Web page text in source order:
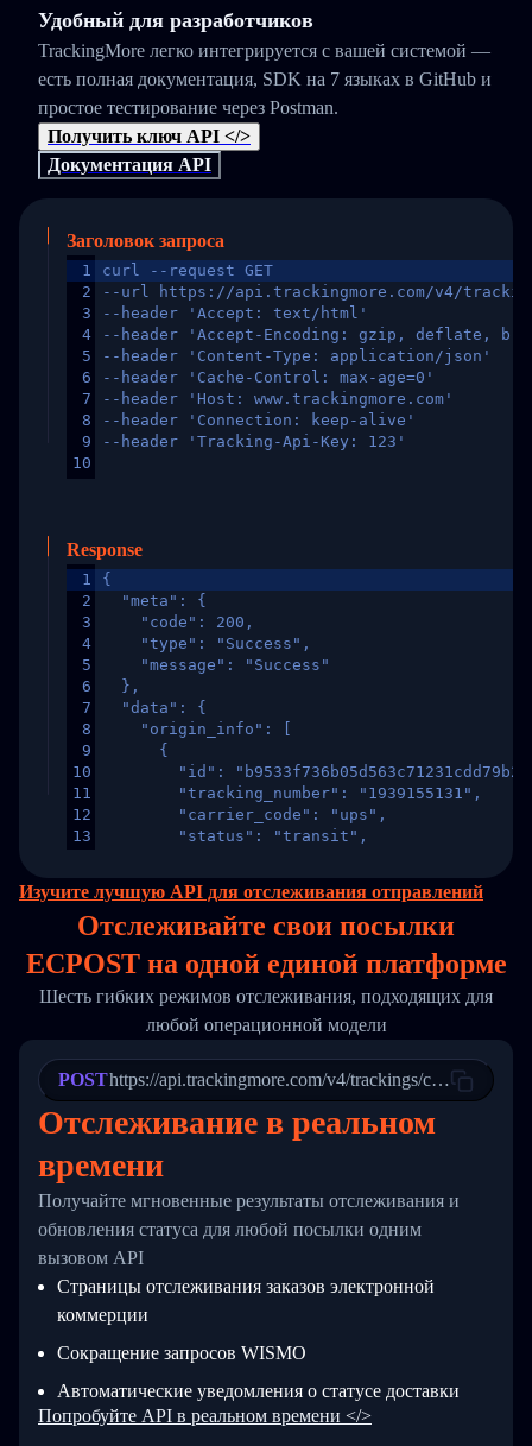
Удобный для разработчиков
TrackingMore легко интегрируется с вашей системой —
есть полная документация, SDK на 7 языках в GitHub и
простое тестирование через Postman.
Получить ключ API </>
Документация API
Заголовок запроса
1
2
3
4
5
6
7
8
9
10
curl --request GET
--url https://api.trackingmore.com/v4/trackings/
--header 'Accept: text/html'
--header 'Accept-Encoding: gzip, deflate,
--header 'Content-Type: application/json'
--header 'Cache-Control: max-age=0'
--header 'Host: www.trackingmore.com'
--header 'Connection: keep-alive'
--header 'Tracking-Api-Key: 123'
Response
1
2
3
4
5
6
7
8
9
10
11
12
13
16
17
19
21
24
26
27
28
29
30
33
34
{
  "meta": {
    "code": 200,
    "type": "Success",
    "message": "Success"
  },
  "data": {
    "origin_info": [
      {
"id":
        "tracking_number": "1939155131",
        "carrier_code": "ups",
        "status": "transit",
        "itemTimeLength": 2,
        "weblink": "",
        "trackinfo": [
          {
            "Date": "2017-03-08 04: 22: 00",
"StatusDescription": "Departed
          },
          {
            "Date": "2017-03-06 15:28:00",
"StatusDescription": "Shipment
"Details": "BEIJING-
          }
        ]
  }
}
Изучите лучшую API для отслеживания отправлений
Отслеживайте свои посылки
ECPOST на однойединой платформе
Шесть гибких режимов отслеживания, подходящих для
любой операционной модели
POSThttps://api.trackingmore.com/v4/trackings/create
Отслеживание в реальном
времени
Получайте мгновенные результаты отслеживания и
обновления статуса для любой посылки одним
вызовом API
Страницы отслеживания заказов электронной
коммерции
Сокращение запросов WISMO
Автоматические уведомления о статусе доставки
Попробуйте API в реальном времени </>